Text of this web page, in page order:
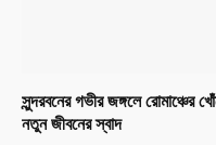
সুন্দরবনের গভীর জঙ্গলে রোমাঞ্চের
নতুন জীবনের স্বাদ